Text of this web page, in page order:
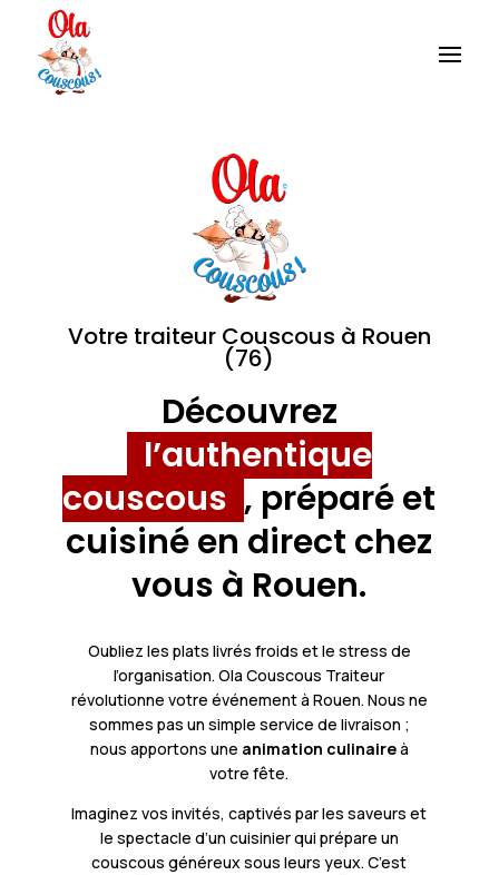
Votre traiteur Couscous à Rouen
(76)
Découvrez
l’authentique
couscous , préparé et
cuisiné en direct chez
vous à Rouen.
Oubliez les plats livrés froids et le stress de
l’organisation. Ola Couscous Traiteur
révolutionne votre événement à Rouen. Nous ne
sommes pas un simple service de livraison ;
nous apportons une animation culinaireà
votre fête.
Imaginez vos invités, captivés par les saveurs et
le spectacle d’un cuisinier qui prépare un
couscous généreux sous leurs yeux. C’est